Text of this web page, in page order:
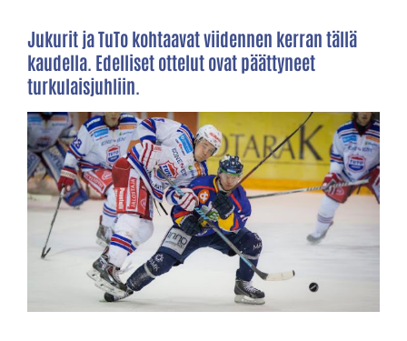
Jukurit ja TuTo kohtaavat viidennen kerran tällä
kaudella. Edelliset ottelut ovat päättyneet
turkulaisjuhliin.